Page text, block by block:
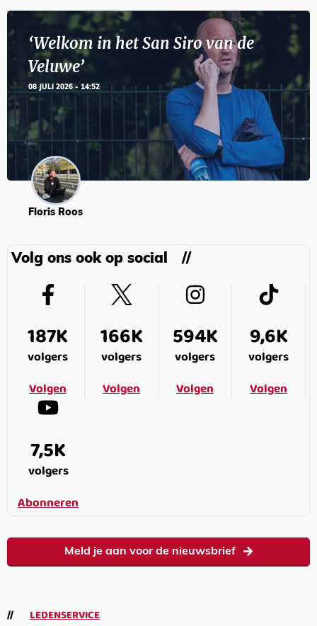
‘Welkom in het San Siro van de
Veluwe’
08 JULI 2026 - 14:52
Floris Roos
Volg ons ook op social
187K
volgers
Volgen
166K
volgers
Volgen
594K
volgers
Volgen
9,6K
volgers
Volgen
7,5K
volgers
Abonneren
Meld je aan voor de nieuwsbrief
LEDENSERVICE